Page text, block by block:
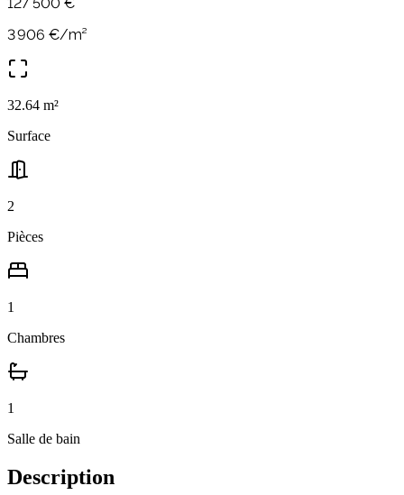
3 906 €/m²
32.64 m²
Surface
2
Pièces
1
Chambres
1
Salle de bain
Description